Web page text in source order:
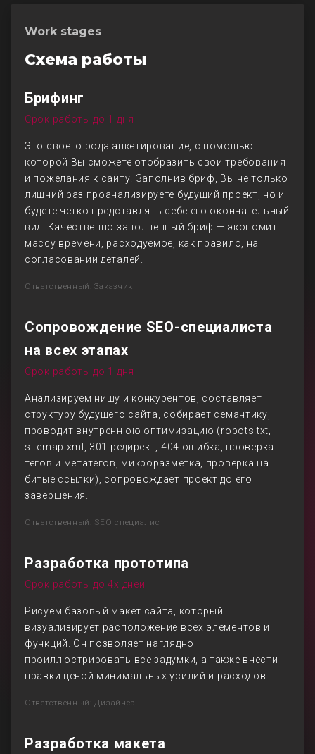
Work stages
Схема работы
Брифинг
Срок работы до 1 дня
Это своего рода анкетирование, с помощью
которой Вы сможете отобразить свои требования
и пожелания к сайту. Заполнив бриф, Вы не только
лишний раз проанализируете будущий проект, но и
будете четко представлять себе его окончательный
вид. Качественно заполненный бриф — экономит
массу времени, расходуемое, как правило, на
согласовании деталей.
Ответственный: Заказчик
Сопровождение SEO-специалиста
на всех этапах
Срок работы до 1 дня
Анализируем нишу и конкурентов, составляет
структуру будущего сайта, собирает семантику,
проводит внутреннюю оптимизацию (robots.txt,
sitemap.xml, 301 редирект, 404 ошибка, проверка
тегов и метатегов, микроразметка, проверка на
битые ссылки), сопровождает проект до его
завершения.
Ответственный: SEO специалист
Разработка прототипа
Срок работы до 4х дней
Рисуем базовый макет сайта, который
визуализирует расположение всех элементов и
функций. Он позволяет наглядно
проиллюстрировать все задумки, а также внести
правки ценой минимальных усилий и расходов.
Ответственный: Дизайнер
Разработка макета